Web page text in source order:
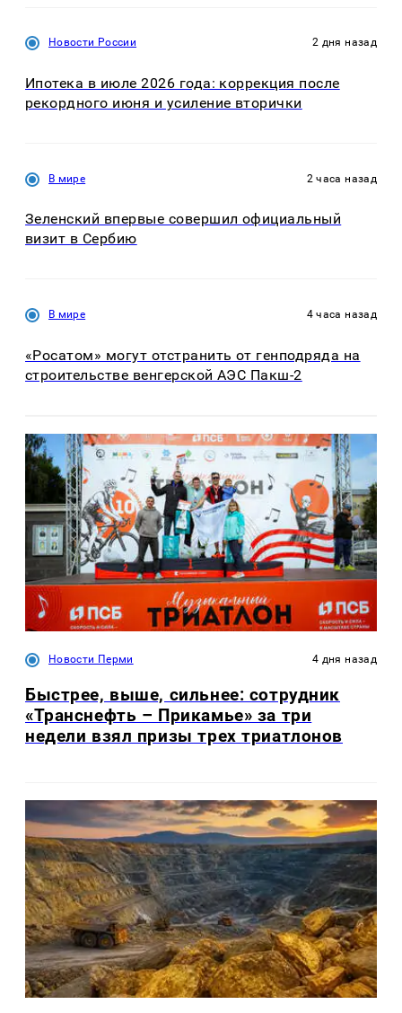
Новости России 2 дня назад
Ипотека в июле 2026 года: коррекция после
рекордного июня и усиление вторички
В мире 2 часа назад
Зеленский впервые совершил официальный
визит в Сербию
В мире 4 часа назад
«Росатом» могут отстранить от генподряда на
строительстве венгерской АЭС Пакш-2
Новости Перми 4 дня назад
Быстрее, выше, сильнее: сотрудник
«Транснефть – Прикамье» за три
недели взял призы трех триатлонов